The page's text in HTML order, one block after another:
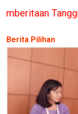
Jawab
Berita Pilihan